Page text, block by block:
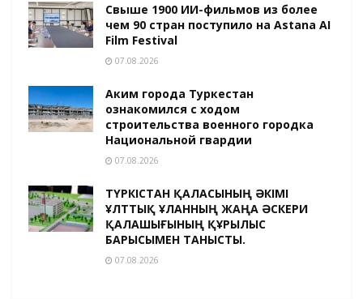
Свыше 1900 ИИ-фильмов из более
чем 90 стран поступило на Astana AI
Film Festival
07.08.2026
Аким города Туркестан
ознакомился с ходом
строительства военного городка
Национальной гвардии
07.08.2026
ТҮРКІСТАН ҚАЛАСЫНЫҢ ӘКІМІ
ҰЛТТЫҚ ҰЛАННЫҢ ЖАҢА ӘСКЕРИ
ҚАЛАШЫҒЫНЫҢ ҚҰРЫЛЫС
БАРЫСЫМЕН ТАНЫСТЫ.
07.08.2026